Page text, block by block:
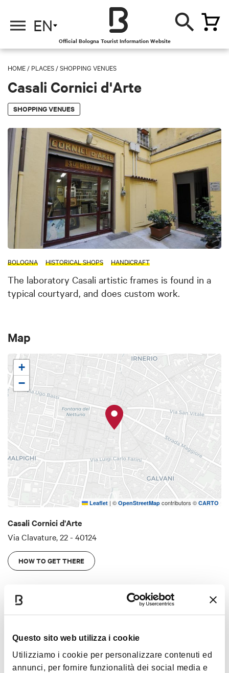
Questo sito web utilizza i cookie
Utilizziamo i cookie per personalizzare contenuti ed
annunci, per fornire funzionalità dei social media e
EN
Official Bologna Tourist Information Website
HOME / PLACES /SHOPPING VENUES
Casali Cornici d'Arte
SHOPPING VENUES
BOLOGNA HISTORICAL SHOPS HANDICRAFT
The laboratory Casali artistic frames is found in a
typical courtyard, and does custom work.
Map
+
−
Leaflet | © OpenStreetMap contributors © CARTO
Casali Cornici d'Arte
Via Clavature, 22 - 40124
HOW TO GET THERE
Interests
Lifestyle